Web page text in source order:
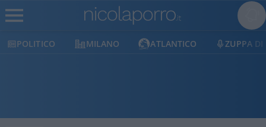
MILANO ATLANTICO ZUPPA DI PORRO